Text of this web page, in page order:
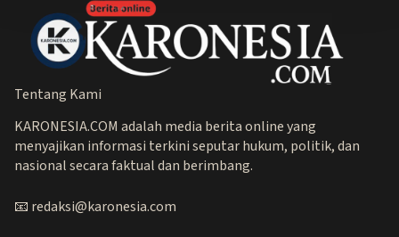
Tentang Kami
KARONESIA.COM adalah media berita online yang
menyajikan informasi terkini seputar hukum, politik, dan
nasional secara faktual dan berimbang.
📧 redaksi@karonesia.com